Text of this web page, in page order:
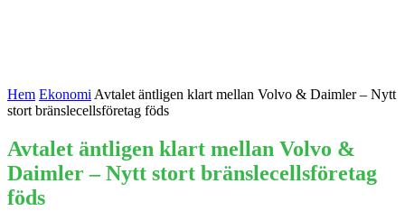
Hem Ekonomi Avtalet äntligen klart mellan Volvo & Daimler – Nytt
stort bränslecellsföretag föds
Avtalet äntligen klart mellan Volvo &
Daimler – Nytt stort bränslecellsföretag
föds